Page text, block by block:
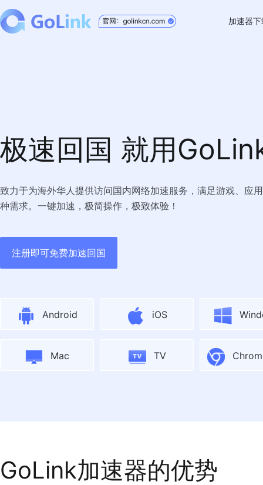
加速器下
TV版
Chrome
极速回国 就用
致力于为海外华人提供访问国内网络加速服务，满足游戏、应
种需求。一键加速，极简操作，极致体验！
注册即可免费加速回国
Android iOS
Mac TV
GoLink加速器的优势